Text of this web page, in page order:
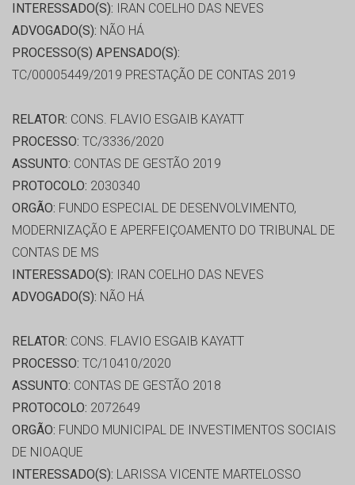
INTERESSADO(S): IRAN COELHO DAS NEVES
ADVOGADO(S): NÃO HÁ
PROCESSO(S) APENSADO(S):
TC/00005449/2019 PRESTAÇÃO DE CONTAS 2019
RELATOR: CONS. FLAVIO ESGAIB KAYATT
PROCESSO: TC/3336/2020
ASSUNTO: CONTAS DE GESTÃO 2019
PROTOCOLO: 2030340
ORGÃO: FUNDO ESPECIAL DE DESENVOLVIMENTO,
MODERNIZAÇÃO E APERFEIÇOAMENTO DO TRIBUNAL DE
CONTAS DE MS
INTERESSADO(S): IRAN COELHO DAS NEVES
ADVOGADO(S): NÃO HÁ
RELATOR: CONS. FLAVIO ESGAIB KAYATT
PROCESSO: TC/10410/2020
ASSUNTO: CONTAS DE GESTÃO 2018
PROTOCOLO: 2072649
ORGÃO: FUNDO MUNICIPAL DE INVESTIMENTOS SOCIAIS
DE NIOAQUE
INTERESSADO(S): LARISSA VICENTE MARTELOSSO